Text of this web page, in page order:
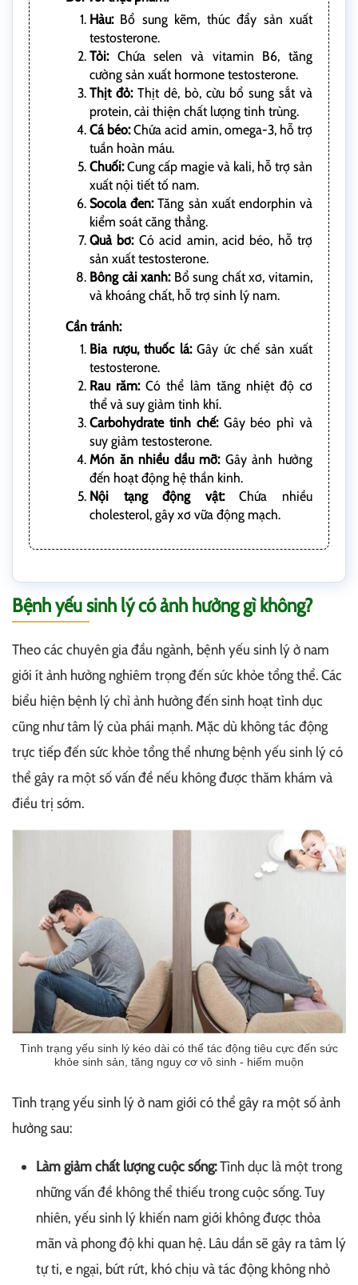
Hàu: Bổ sung kẽm, thúc đẩy sản xuất
testosterone.
Tỏi:Chứa selen và vitamin B6, tăng
cường sản xuất hormone testosterone.
Thịt đỏ:Thịt dê, bò, cừu bổ sung sắt và
protein, cải thiện chất lượng tinh trùng.
Cá béo:Chứa acid amin, omega-3, hỗ trợ
tuần hoàn máu.
Chuối:Cung cấp magie và kali, hỗ trợ sản
xuất nội tiết tố nam.
Socola đen:Tăng sản xuất endorphin và
kiểm soát căng thẳng.
Quả bơ:Có acid amin, acid béo, hỗ trợ
sản xuất testosterone.
Bông cải xanh:Bổ sung chất xơ, vitamin,
và khoáng chất, hỗ trợ sinh lý nam.
Cần tránh:
Bia rượu, thuốc lá:Gây ức chế sản xuất
testosterone.
Rau răm:Có thể làm tăng nhiệt độ cơ
thể và suy giảm tinh khí.
Carbohydrate tinh chế:Gây béo phì và
suy giảm testosterone.
Món ăn nhiều dầu mỡ:Gây ảnh hưởng
đến hoạt động hệ thần kinh.
Nội tạng động vật:Chứa nhiều
cholesterol, gây xơ vữa động mạch.
Bệnh yếu sinh lý có ảnh hưởng gì không?
Theo các chuyên gia đầu ngành, bệnh yếu sinh lý ở nam
giới ít ảnh hưởng nghiêm trọng đến sức khỏe tổng thể. Các
biểu hiện bệnh lý chỉ ảnh hưởng đến sinh hoạt tình dục
cũng như tâm lý của phái mạnh. Mặc dù không tác động
trực tiếp đến sức khỏe tổng thể nhưng bệnh yếu sinh lý có
thể gây ra một số vấn đề nếu không được thăm khám và
điều trị sớm.
Tình trạng yếu sinh lý kéo dài có thể tác động tiêu cực đến sức
khỏe sinh sản, tăng nguy cơ vô sinh - hiếm muộn
Tình trạng yếu sinh lý ở nam giới có thể gây ra một số ảnh
hưởng sau:
Làm giảm chất lượng cuộc sống:Tình dục là một trong
những vấn đề không thể thiếu trong cuộc sống. Tuy
nhiên, yếu sinh lý khiến nam giới không được thỏa
mãn và phong độ khi quan hệ. Lâu dần sẽ gây ra tâm lý
tự ti, e ngại, bứt rứt, khó chịu và tác động không nhỏ